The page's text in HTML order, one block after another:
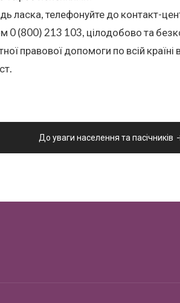
ласка, телефонуйте до контакт-
0 (800) 213 103, цілодобово та
правової допомоги по всій країні
До уваги населення та пасічників